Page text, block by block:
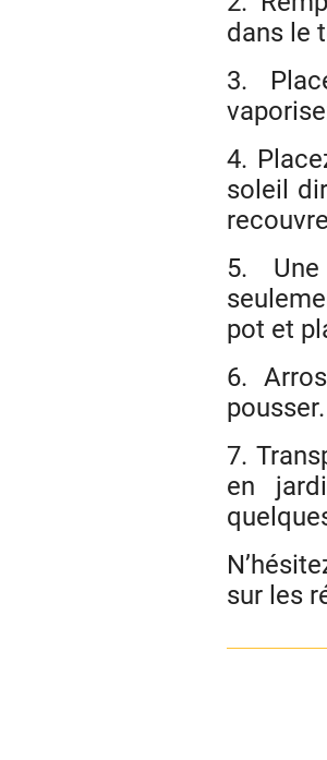
dans le
3.
4.
soleil
5.
pot et
6.
pousser.
7.
en
sur les